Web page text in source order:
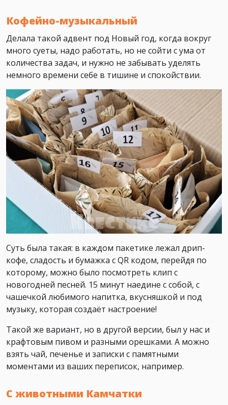
Кофейно-музыкальный
Делала такой адвент под Новый год, когда вокруг
много суеты, надо работать, но не сойти с ума от
количества задач, и нужно не забывать уделять
немного времени себе в тишине и спокойствии.
Суть была такая: в каждом пакетике лежал дрип-
кофе, сладость и бумажка с QR кодом, перейдя по
которому, можно было посмотреть клип с
новогодней песней. 15 минут наедине с собой, с
чашечкой любимого напитка, вкусняшкой и под
музыку, которая создаёт настроение!
Такой же вариант, но в другой версии, был у нас и
крафтовым пивом и разными орешками. А можно
взять чай, печенье и записки с памятными
моментами из ваших переписок, например.
С животными Камчатки